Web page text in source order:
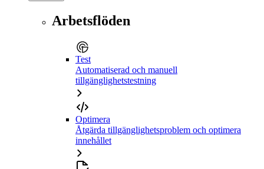
Arbetsflöden
Test
Automatiserad och manuell
tillgänglighetstestning
Optimera
Åtgärda tillgänglighetsproblem och optimera
innehållet